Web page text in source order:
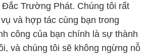
Đắc Trường Phát. Chúng tôi rất
và hợp tác cùng bạn trong
công của bạn chính là sự thành
và chúng tôi sẽ không ngừng nỗ